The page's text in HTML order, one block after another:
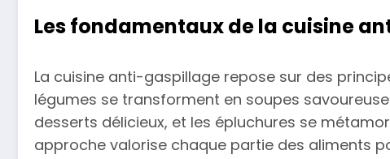
Les fondamentaux de la cuisine
La cuisine anti-gaspillage repose sur des
légumes se transforment en soupes
desserts délicieux, et les épluchures se
approche valorise chaque partie des aliments